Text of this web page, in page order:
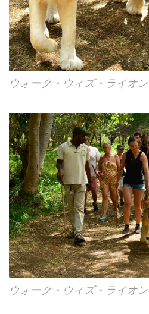
ウォーク・ウィズ・ライオン
ウォーク・ウィズ・ライオン